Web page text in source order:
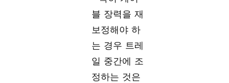
블 장력을 재
보정해야 하
는 경우 트레
일 중간에 조
정하는 것은